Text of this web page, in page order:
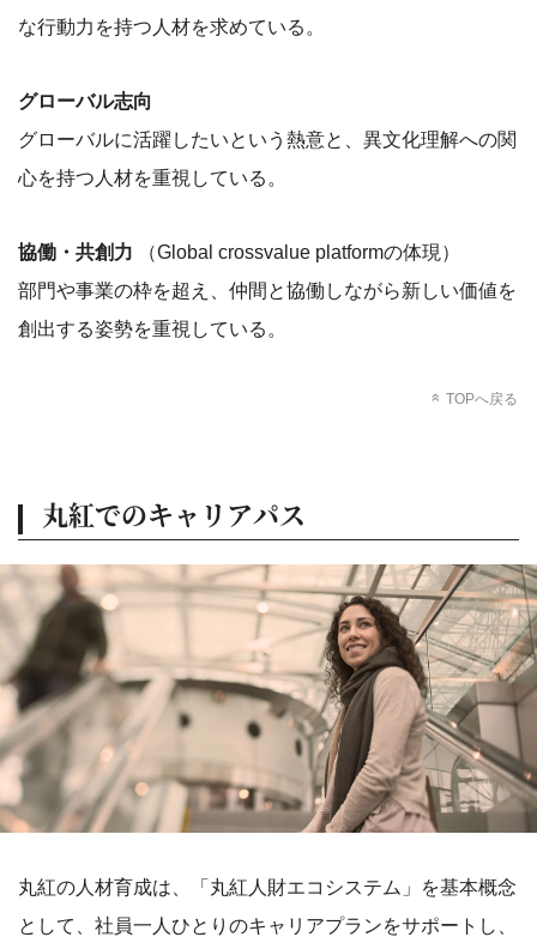
な行動力を持つ人材を求めている。
グローバル志向
グローバルに活躍したいという熱意と、異文化理解への関
心を持つ人材を重視している。
協働・共創力 （Global crossvalue platformの体現）
部門や事業の枠を超え、仲間と協働しながら新しい価値を
創出する姿勢を重視している。
TOPへ戻る
丸紅でのキャリアパス
丸紅の人材育成は、「丸紅人財エコシステム」を基本概念
として、社員一人ひとりのキャリアプランをサポートし、